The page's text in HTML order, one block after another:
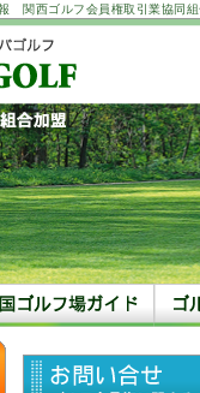
関西ゴルフ会員権取引業協同